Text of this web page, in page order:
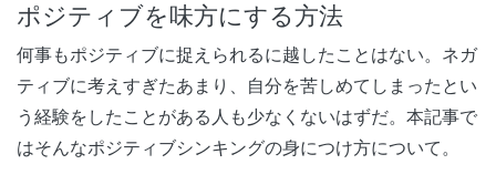
ポジティブを味方にする方法
何事もポジティブに捉えられるに越したことはない。ネガ
ティブに考えすぎたあまり、自分を苦しめてしまったとい
う経験をしたことがある人も少なくないはずだ。本記事で
はそんなポジティブシンキングの身につけ方について。